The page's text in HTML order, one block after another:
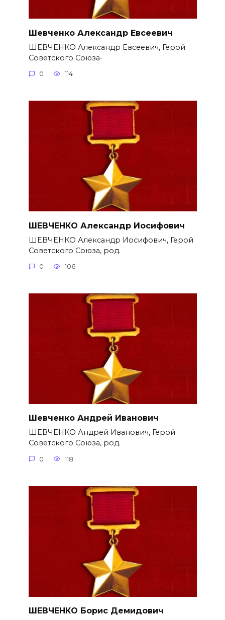
Шевченко Александр Евсеевич
ШЕВЧЕНКО Александр Евсеевич, Герой
Советского Союза-
0 114
ШЕВЧЕНКО Александр Иосифович
ШЕВЧЕНКО Александр Иосифович, Герой
Советского Союза, род.
0 106
Шевченко Андрей Иванович
ШЕВЧЕНКО Андрей Иванович, Герой
Советского Союза, род.
0 118
ШЕВЧЕНКО Борис Демидович